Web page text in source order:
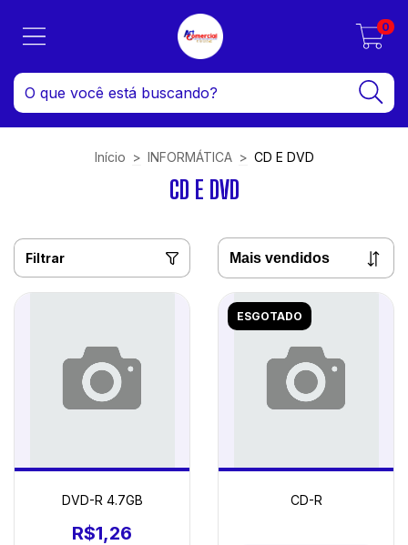
0
Início > INFORMÁTICA > CD E DVD
CD E DVD
Filtrar
DVD-R 4.7GB
R$1,26
ESGOTADO
CD-R